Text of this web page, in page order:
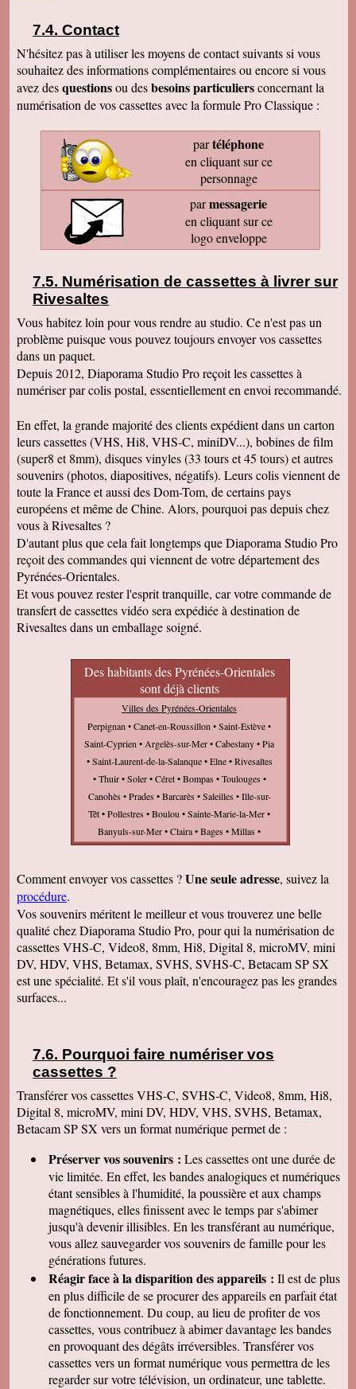
Contact
N'hésitez pas à utiliser les moyens de contact suivants si vous
souhaitez des informations complémentaires ou encore si vous
avez desquestionsou desbesoins particuliersconcernant la
numérisation de vos cassettes avec la formule Pro Classique :
partéléphone
en cliquant sur ce
personnage
parmessagerie
en cliquant sur ce
logo enveloppe
Numérisation de cassettes à livrer sur
Rivesaltes
Vous habitez loin pour vous rendre au studio. Ce n'est pas un
problème puisque vous pouvez toujours envoyer vos cassettes
dans un paquet.
Depuis 2012, Diaporama Studio Pro reçoit les cassettes à
numériser par colis postal, essentiellement en envoi recommandé.
En effet, la grande majorité des clients expédient dans un carton
leurs cassettes (VHS, Hi8, VHS-C, miniDV...), bobines de film
(super8 et 8mm), disques vinyles (33 tours et 45 tours) et autres
souvenirs (photos, diapositives, négatifs). Leurs colis viennent de
toute la France et aussi des Dom-Tom, de certains pays
européens et même de Chine. Alors, pourquoi pas depuis chez
vous à Rivesaltes ?
D'autant plus que cela fait longtemps que Diaporama Studio Pro
reçoit des commandes qui viennent de votre département des
Pyrénées-Orientales.
Et vous pouvez rester l'esprit tranquille, car votre commande de
transfert de cassettes vidéo sera expédiée à destination de
Rivesaltes dans un emballage soigné.
Des habitants des Pyrénées-Orientales
sont déjà clients
Villes des Pyrénées-Orientales
Perpignan • Canet-en-Roussillon • Saint-Estève •
Saint-Cyprien • Argelès-sur-Mer • Cabestany • Pia
• Saint-Laurent-de-la-Salanque • Elne • Rivesaltes
• Thuir • Soler • Céret • Bompas • Toulouges •
Canohès • Prades • Barcarès • Saleilles • Ille-sur-
Têt • Pollestres • Boulou • Sainte-Marie-la-Mer •
Banyuls-sur-Mer • Claira • Bages • Millas •
Villeneuve-de-la-Raho • Port-Vendres • Pézilla-la-
Amélie-les-Bains-Palalda • Espira-de-l'Agly •
Salanque • Latour-Bas-Elne • Saint-Hippolyte •
Palau-del-Vidre • Saint-Féliu-d'Avall • Ponteilla •
Saint-Génis-des-Fontaines • Arles-sur-Tech •
Saint-Nazaire • Baixas • Maureillas-las-Illas •
Corneilla-del-Vercol • Collioure • Saint-Jean-Pla-
dels-Monts • Saint-Paul-de-Fenouillet • Ortaffa •
Montescot • Brouilla • Peyrestortes • Saint-Jean-
Lasseille • Vernet-les-Bains
Comment envoyer vos cassettes ?Une seule adresse, suivez la
procédure.
Vos souvenirs méritent le meilleur et vous trouverez une belle
qualité chez Diaporama Studio Pro, pour qui la numérisation de
cassettes VHS-C, Video8, 8mm, Hi8, Digital 8, microMV, mini
DV, HDV, VHS, Betamax, SVHS, SVHS-C, Betacam SP SX
est une spécialité. Et s'il vous plaît, n'encouragez pas les grandes
surfaces...
Pourquoi faire numériser vos
cassettes ?
Transférer vos cassettes VHS-C, SVHS-C, Video8, 8mm, Hi8,
Digital 8, microMV, mini DV, HDV, VHS, SVHS, Betamax,
Betacam SP SX vers un format numérique permet de :
Préserver vos souvenirs : Les cassettes ont une durée de
vie limitée. En effet, les bandes analogiques et numériques
étant sensibles à l'humidité, la poussière et aux champs
magnétiques, elles finissent avec le temps par s'abimer
jusqu'à devenir illisibles. En lestransférant au numérique,
vous allez sauvegarder vos souvenirs de famille pour les
générations futures.
Réagir face à la disparition des appareils : Il est de plus
en plus difficile de se procurer des appareils en parfait état
de fonctionnement. Du coup, au lieu de profiter de vos
cassettes, vous contribuez à abimer davantage les bandes
en provoquant des dégâts irréversibles. Transférer vos
cassettes vers un format numérique vous permettra de les
regarder sur votre télévision, un ordinateur, une tablette.